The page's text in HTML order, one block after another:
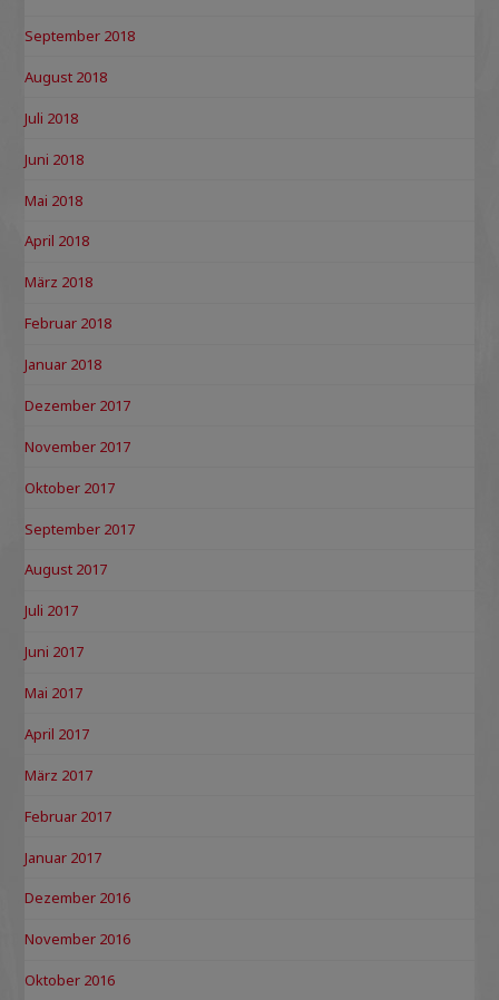
September 2018
August 2018
Juli 2018
Juni 2018
Mai 2018
April 2018
März 2018
Februar 2018
Januar 2018
Dezember 2017
November 2017
Oktober 2017
September 2017
August 2017
Juli 2017
Juni 2017
Mai 2017
April 2017
März 2017
Februar 2017
Januar 2017
Dezember 2016
November 2016
Oktober 2016